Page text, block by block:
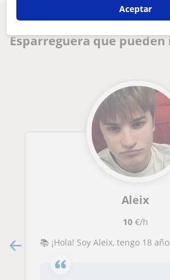
Otros profesores de
Esparreguera que
Aleix
10€/h
📚 ¡Hola! Soy Aleix, tengo 18 años y estudio segundo de bachillerato social. Ofrezco
Aceptar